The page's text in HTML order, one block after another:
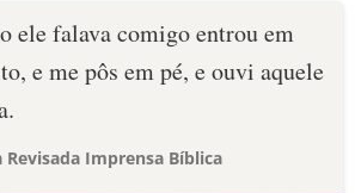
ele falava comigo entrou em
e me pôs em pé, e ouvi aquele
Revisada Imprensa Bíblica